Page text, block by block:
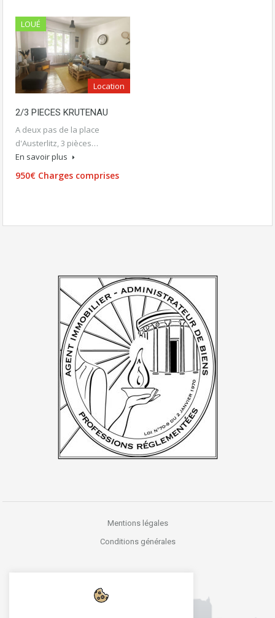
LOUÉ
Location
2/3 PIECES KRUTENAU
A deux pas de la place
d'Austerlitz, 3 pièces…
En savoir plus
950€ Charges comprises
Mentions légales
Conditions générales